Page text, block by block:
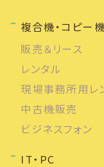
複合機・コピー機
販売＆リース
レンタル
現場事務所用レ
中古機販売
ビジネスフォン
IT・PC